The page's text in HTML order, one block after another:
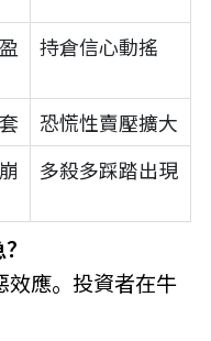
持倉信心動搖
恐慌性賣壓擴大
多殺多踩踏出現
效應。投資者在牛